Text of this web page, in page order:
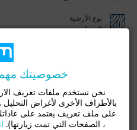
نوع الأرضية
الرخام
باب مصفحة
تلفزيون آلة غسيل
خصوصيتك مهمة
نحن نستخدم ملفات تعريف
بالأطراف الأخرى لأغراض
على ملف تعريف يعتمد على
، الصفحات التي تمت زيارتها).